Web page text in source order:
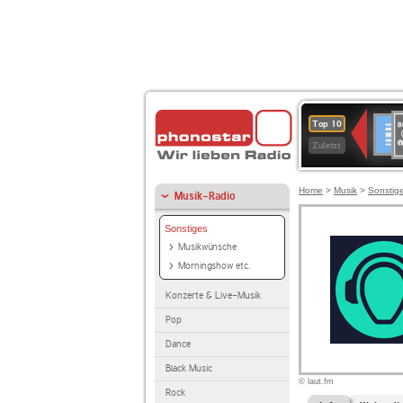
Top 10
Zuletzt
Musik-Radio
Sonstiges
Musikwünsche
Morningshow etc.
Konzerte & Live-Musik
Pop
Dance
Black Music
Rock
Home > Musik >
© laut.fm